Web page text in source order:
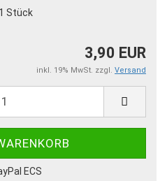
1 Stück
3,90 EUR
inkl. 19% MwSt. zzgl. Versand